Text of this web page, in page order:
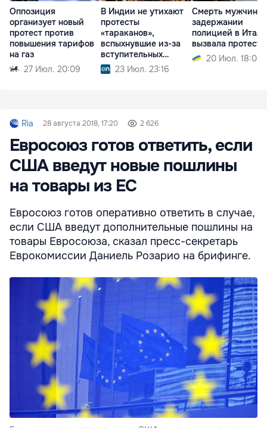
Оппозиция
организует новый
протест против
повышения тарифов
на газ
27 Июл. 20:09
В Индии не утихают
протесты
«тараканов»,
вспыхнувшие из-за
вступительных
экзаменов
23 Июл. 23:16
Смерть мужчины
задержании
полицией в
вызвала протесты
20 Июл. 18:03
Ria 28 августа 2018, 17:20 2 626
Евросоюз готов ответить, если
США введут новые пошлины
на товары из ЕС
Евросоюз готов оперативно ответить в случае,
если США введут дополнительные пошлины на
товары Евросоюза, сказал пресс-секретарь
Еврокомиссии Даниель Розарио на брифинге.